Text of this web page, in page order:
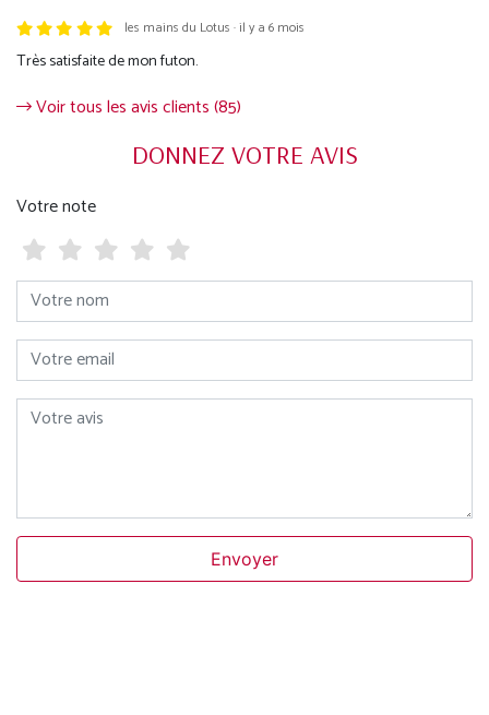
les mains du Lotus · il y a 6 mois
Très satisfaite de mon futon.
Voir tous les avis clients (85)
DONNEZ VOTRE AVIS
Votre note
Votre nom
Votre email
Votre avis
Envoyer